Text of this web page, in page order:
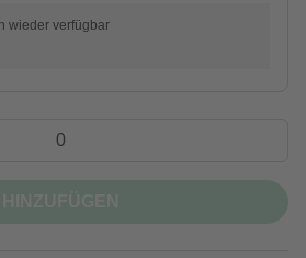
wieder verfügbar